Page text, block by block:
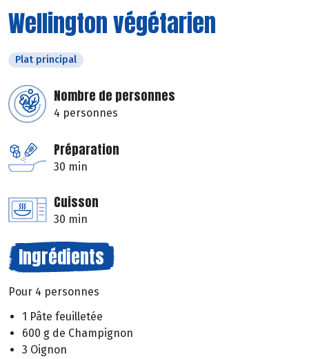
Wellington végétarien
Plat principal
Nombre de personnes
4 personnes
Préparation
30 min
Cuisson
30 min
Ingrédients
Pour 4 personnes
1 Pâte feuilletée
600 g de Champignon
3 Oignon